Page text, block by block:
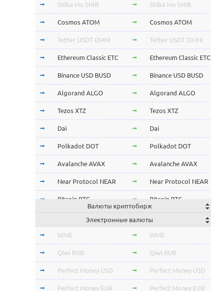
Shiba Inu SHIB Shiba Inu SHIB
Cosmos ATOM Cosmos ATOM
Tether USDT OMNI Tether USDT OMNI
Ethereum Classic ETC Ethereum Classic ETC
Binance USD BUSD Binance USD BUSD
Algorand ALGO Algorand ALGO
Tezos XTZ Tezos XTZ
Dai Dai
Polkadot DOT Polkadot DOT
Avalanche AVAX Avalanche AVAX
Near Protocol NEAR Near Protocol NEAR
Bitcoin BTC Bitcoin BTC
Terra LUNA
Cardano ADA Cardano ADA
OmiseGo OMG OmiseGo OMG
Verge XVG Verge XVG
BitTorrent BTT BitTorrent BTT
Валюты криптобирж
Электронные валюты
WME WME
Qiwi RUB Qiwi RUB
Perfect Money USD Perfect Money USD
Perfect Money EUR Perfect Money EUR